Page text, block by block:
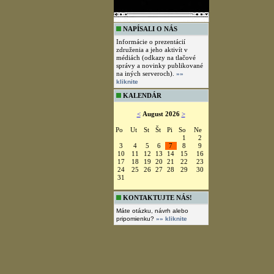
NAPÍSALI O NÁS
Informácie o prezentácií
združenia a jeho aktivít v
médiách (odkazy na tlačové
správy a novinky publikované
na iných serveroch). »»
kliknite
KALENDÁR
< August 2026 >
Po Ut St Št Pi So
Ne
1
2
3
4 5 6 7 8
9
10
11 12 13 14 15
16
17
18 19 20 21 22
23
24
25 26 27 28 29
30
31
KONTAKTUJTE NÁS!
Máte otázku, návrh alebo
pripomienku? »» kliknite